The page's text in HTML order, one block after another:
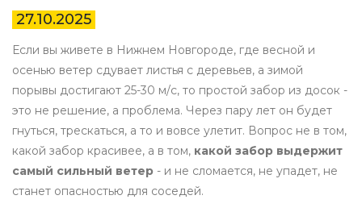
27.10.2025
Если вы живете в Нижнем Новгороде, где весной и
осенью ветер сдувает листья с деревьев, а зимой
порывы достигают 25-30 м/с, то простой забор из досок -
это не решение, а проблема. Через пару лет он будет
гнуться, трескаться, а то и вовсе улетит. Вопрос не в том,
какой забор красивее, а в том, какой забор выдержит
самый сильный ветер - и не сломается, не упадет, не
станет опасностью для соседей.